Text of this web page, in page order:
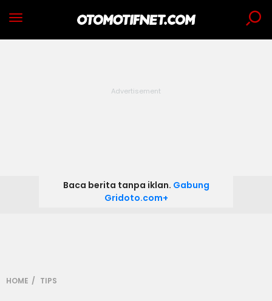
Baca berita tanpa iklan. Gabung
Gridoto.com+
HOME TIPS